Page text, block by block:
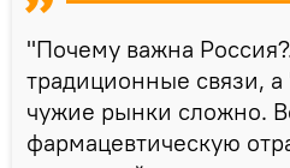
"Почему важна
традиционные связи,
чужие рынки сложно.
фармацевтическую